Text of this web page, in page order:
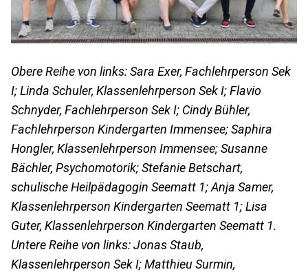
Obere Reihe von links: Sara Exer, Fachlehrperson Sek
I; Linda Schuler, Klassenlehrperson Sek I; Flavio
Schnyder, Fachlehrperson Sek I; Cindy Bühler,
Fachlehrperson Kindergarten Immensee; Saphira
Hongler, Klassenlehrperson Immensee; Susanne
Bächler, Psychomotorik; Stefanie Betschart,
schulische Heilpädagogin Seematt 1; Anja Samer,
Klassenlehrperson Kindergarten Seematt 1; Lisa
Guter, Klassenlehrperson Kindergarten Seematt 1.
Untere Reihe von links: Jonas Staub,
Klassenlehrperson Sek I; Matthieu Surmin,